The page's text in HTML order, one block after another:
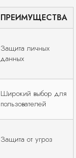
ПРЕИМУЩЕСТВА
Защита личных
данных
Широкий выбор для
пользователей
Защита от угроз